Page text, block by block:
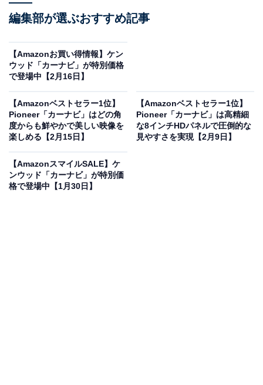
の変更、売り切れの場合もあります。
オールアバウトに還元されることがあります。
Pioneer「AVIC-RL722」なら助手席からもハッキ
編集部が選ぶおすすめ記事
【Amazonお買い得情報】ケン
ウッド「カーナビ」が特別価格
で登場中【2月16日】
【Amazonベストセラー1位】
Pioneer「カーナビ」はどの角
度からも鮮やかで美しい映像を
楽しめる【2月15日】
【Amazonベストセラー1位】
Pioneer「カーナビ」は高精細
な8インチHDパネルで圧倒的な
見やすさを実現【2月9日】
【AmazonスマイルSALE】ケ
ンウッド「カーナビ」が特別価
格で登場中【1月30日】